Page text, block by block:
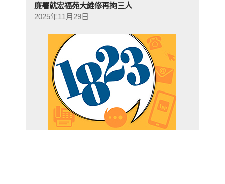
廉署就宏福苑大維修再拘三人
2025年11月29日